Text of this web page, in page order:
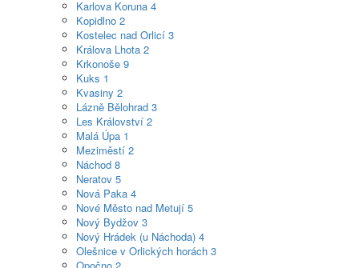
Karlova Koruna 4
Kopidlno 2
Kostelec nad Orlicí 3
Králova Lhota 2
Krkonoše 9
Kuks 1
Kvasiny 2
Lázně Bělohrad 3
Les Království 2
Malá Úpa 1
Meziměstí 2
Náchod 8
Neratov 5
Nová Paka 4
Nové Město nad Metují 5
Nový Bydžov 3
Nový Hrádek (u Náchoda) 4
Olešnice v Orlických horách 3